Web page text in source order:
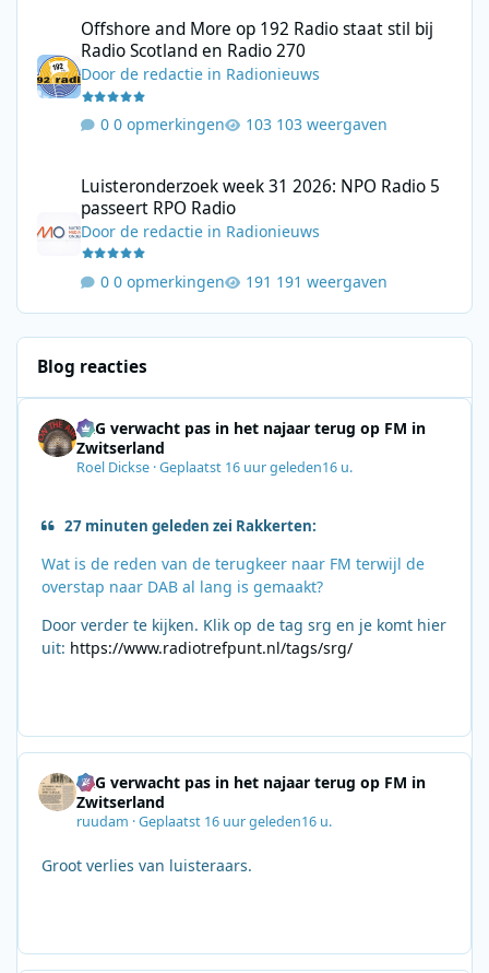
Offshore and More op 192 Radio staat stil bij
Radio Scotland en Radio 270
Doorde redactie in Radionieuws
0 opmerkingen 103 weergaven
Luisteronderzoek week 31 2026: NPO Radio 5
passeert RPO Radio
Doorde redactie in Radionieuws
0 opmerkingen 191 weergaven
Blog reacties
SRG verwacht pas in het najaar terug op FM in
Zwitserland
Roel Dickse ·Geplaatst 16 uur geleden16 u.
27 minuten geleden zei Rakkerten:
Wat is de reden van de terugkeer naar FM terwijl de
overstap naar DAB al lang is gemaakt?
Door verder te kijken. Klik op de tag srg en je komt hier
uit: https://www.radiotrefpunt.nl/tags/srg/
SRG verwacht pas in het najaar terug op FM in
Zwitserland
ruudam ·Geplaatst 16 uur geleden16 u.
Groot verlies van luisteraars.